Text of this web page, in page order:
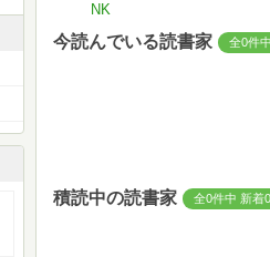
NK
今読んでいる読書家 全0件
積読中の読書家 全0件中 新着